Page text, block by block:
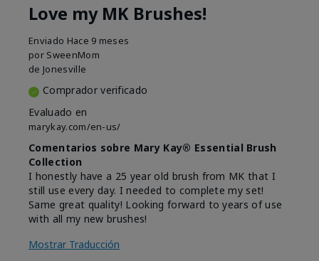
Love my MK Brushes!
Enviado Hace 9 meses
por SweenMom
de Jonesville
Comprador verificado
Evaluado en
marykay.com/en-us/
Comentarios sobre Mary Kay® Essential Brush
Collection
I honestly have a 25 year old brush from MK that I
still use every day. I needed to complete my set!
Same great quality! Looking forward to years of use
with all my new brushes!
Mostrar Traducción